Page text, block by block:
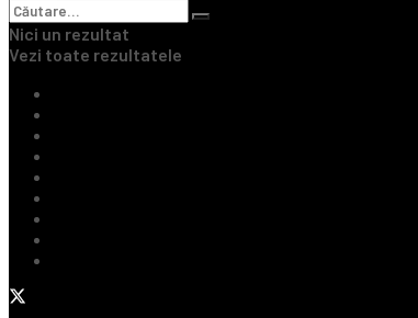
Nici un rezultat
Vezi toate rezultatele